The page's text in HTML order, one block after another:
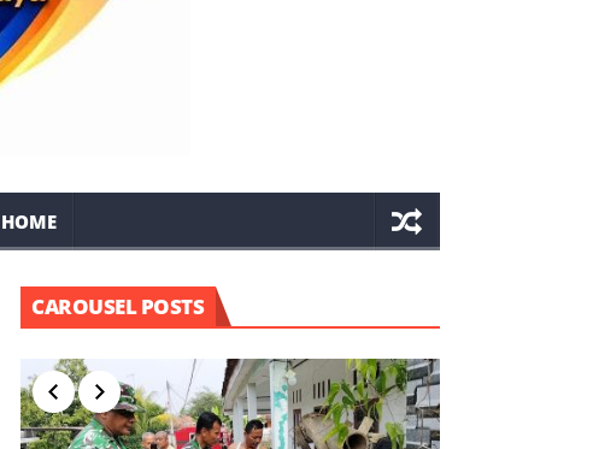
HOME
CAROUSEL POSTS